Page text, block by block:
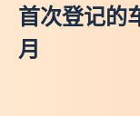
首次登记
月